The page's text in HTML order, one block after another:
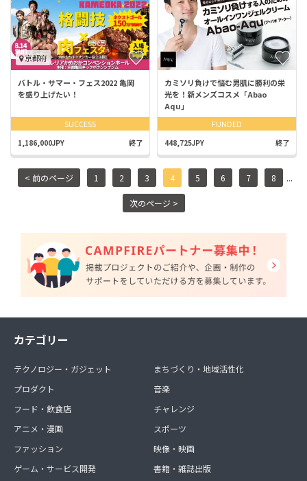
京都府
バトル・サマー・フェス2022 亀岡
を盛り上げたい！
SUCCESS
1,186,000JPY 終了
カミソリ負けで悩む男肌に勝利の栄
光を！新メンズコスメ「Abao
Aqu」
FUNDED
448,725JPY 終了
< 前のページ 1 2 3 4 5 6 7 8 ...
次のページ >
カテゴリー
テクノロジー・ガジェット
プロダクト
フード・飲食店
アニメ・漫画
ファッション
ゲーム・サービス開発
まちづくり・地域活性化
音楽
チャレンジ
スポーツ
映像・映画
書籍・雑誌出版